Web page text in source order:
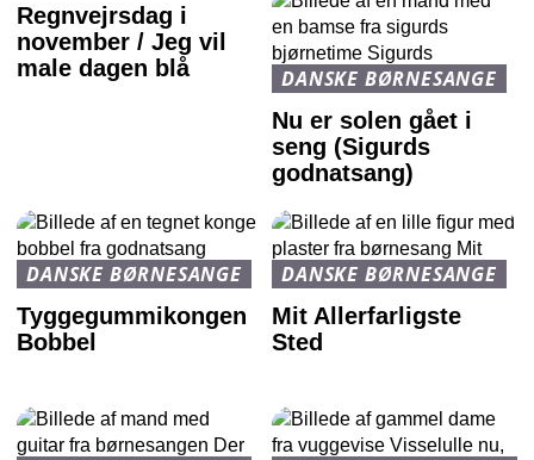
Regnvejrsdag i
november / Jeg vil
male dagen blå
DANSKE BØRNESANGE
Nu er solen gået i
seng (Sigurds
godnatsang)
DANSKE BØRNESANGE
Tyggegummikongen
Bobbel
DANSKE BØRNESANGE
Mit Allerfarligste
Sted